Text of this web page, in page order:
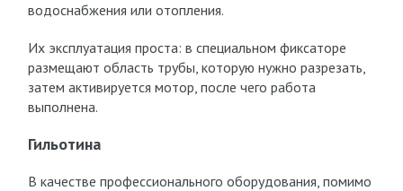
водоснабжения или отопления.
Их эксплуатация проста: в специальном фиксаторе
размещают область трубы, которую нужно разрезать,
затем активируется мотор, после чего работа
выполнена.
Гильотина
В качестве профессионального оборудования, помимо